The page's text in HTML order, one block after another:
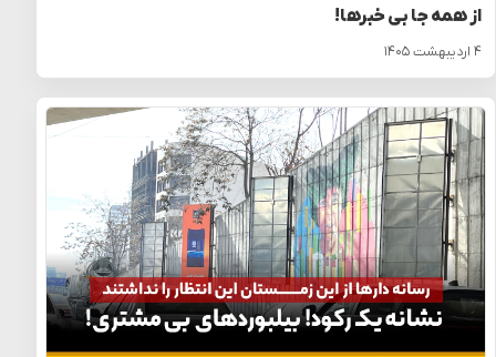
از همه جا بی خبرها!
۴ اردیبهشت ۱۴۰۵